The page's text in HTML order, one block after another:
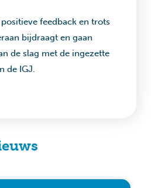
feedback en trots
bijdraagt en gaan
de slag met de ingezette
de IGJ.